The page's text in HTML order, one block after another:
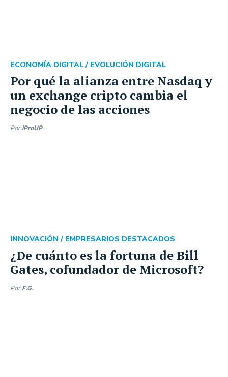
Por qué la alianza entre Nasdaq y
un exchange cripto cambia el
negocio de las acciones
ECONOMÍA DIGITAL / EVOLUCIÓN DIGITAL
Por iProUP
¿De cuánto es la fortuna de Bill
Gates, cofundador de Microsoft?
INNOVACIÓN / EMPRESARIOS DESTACADOS
Por F.G.